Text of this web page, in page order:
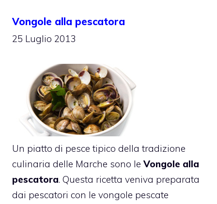
Vongole alla pescatora
25 Luglio 2013
Un piatto di pesce tipico della tradizione
culinaria delle Marche sono leVongole alla
pescatora. Questa ricetta veniva preparata
dai pescatori con le vongole pescate